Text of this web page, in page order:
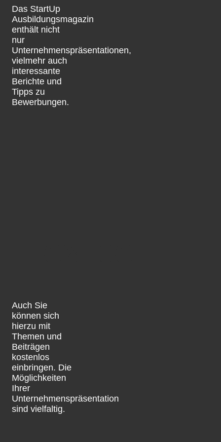
Das StartUp
Ausbildungsmagazin
enthält nicht
nur
Unternehmenspräsentationen,
vielmehr auch
interessante
Berichte und
Tipps zu
Bewerbungen.
Auch Sie
können sich
hierzu mit
Themen und
Beiträgen
kostenlos
einbringen. Die
Möglichkeiten
Ihrer
Unternehmenspräsentation
sind vielfaltig.